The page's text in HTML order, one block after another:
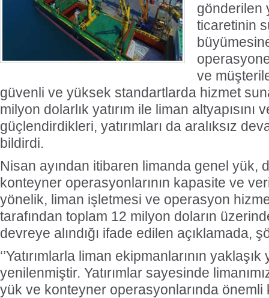
gönderilen
ticaretinin
ve
güvenli ve yüksek standartlarda hizmet
milyon dolarlık yatırım ile liman altyapısını
güçlendirdikleri, yatırımları da aralıksız
bildirdi.
Nisan ayından itibaren limanda genel yük,
konteyner operasyonlarının kapasite ve
yönelik, liman işletmesi ve operasyon
tarafından toplam 12 milyon doların
devreye alındığı ifade edilen açıklamada,
‘’Yatırımlarla liman ekipmanlarının yaklaşık
yenilenmiştir. Yatırımlar sayesinde
yük ve konteyner operasyonlarında